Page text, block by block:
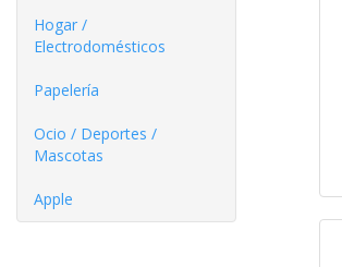
Hogar /
Electrodomésticos
Papelería
Ocio / Deportes /
Mascotas
Apple